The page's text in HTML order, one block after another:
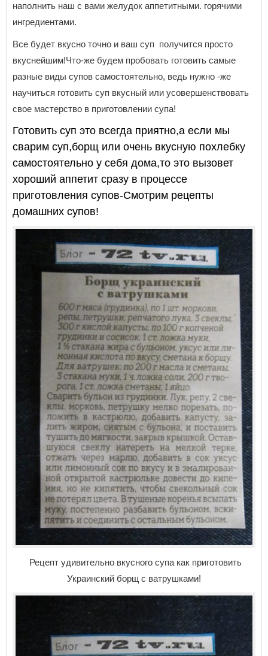
наполнить наш с вами желудок аппетитными. горячими
ингредиентами.
Все будет вкусно точно и ваш суп получится просто
вкуснейшим!Что-же будем пробовать готовить самые
разные виды супов самостоятельно, ведь нужно -же
научиться готовить суп вкусный или усовершенствовать
свое мастерство в приготовлении супа!
Готовить суп это всегда приятно,а если мы
сварим суп,борщ или очень вкусную похлебку
самостоятельно у себя дома,то это вызовет
хороший аппетит сразу в процессе
приготовления супов-Смотрим рецепты
домашних супов!
Рецепт удивительно вкусного супа как приготовить
Украинский борщ с ватрушками!